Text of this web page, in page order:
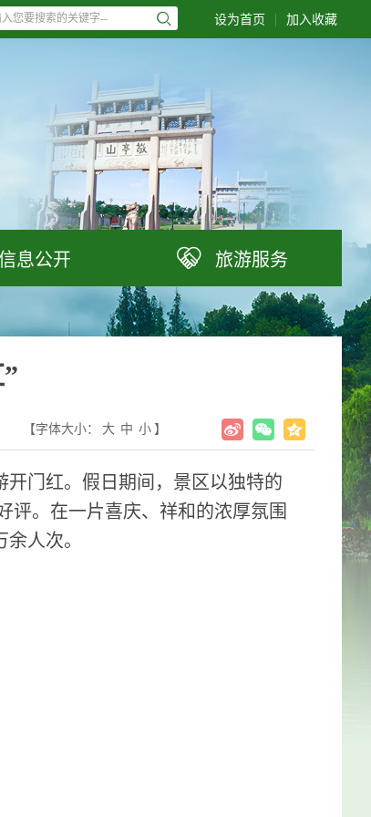
设为首页 | 加入收藏
息公开  旅游服务
【字体大小： 大 中 小 】
门红。假日期间，景区以独特的
评。在一片喜庆、祥和的浓厚氛围
人次。